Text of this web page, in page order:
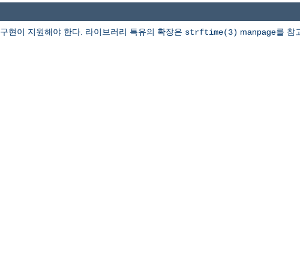
구현이 지원해야 한다. 라이브러리 특유의 확장은 strftime(3) manpage를 참